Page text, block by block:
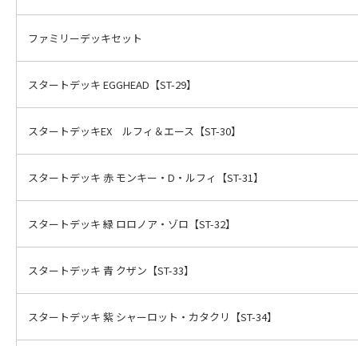
ファミリーデッキセット
スタートデッキ EGGHEAD【ST-29】
スタートデッキEX ルフィ＆エース【ST-30】
スタートデッキ 赤 モンキー・D・ルフィ【ST-31】
スタートデッキ 緑 ロロノア・ゾロ【ST-32】
スタートデッキ 青 クザン【ST-33】
スタートデッキ 紫 シャーロット・カタクリ【ST-34】